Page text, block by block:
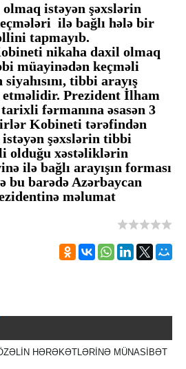
istəyən şəxslərin
ilə bağlı hələ bir
tapmayıb.
obineti nikaha daxil olmaq
müayinədən keçməli
tibbi arayış
etməlidir. Prezident İlham
fərmanına əsasən 3
Kobineti tərəfindən
şəxslərin tibbi
olduğu xəstəliklərin
ilə bağlı arayışın forması
bu barədə Azərbaycan
məlumat
HƏRƏKƏTLƏRİNƏ MÜNASİBƏT